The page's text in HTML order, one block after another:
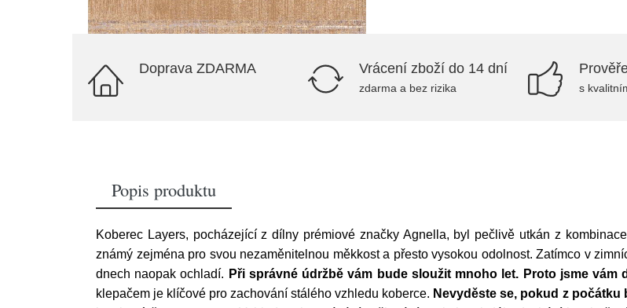
Doprava ZDARMA Vrácení zboží do 14 dní
zdarma a bez rizika s
Popis produktu
Koberec Layers, pocházející z dílny prémiové značky Agnella, byl pečlivě utkán z
známý zejména pro svou nezaměnitelnou měkkost a přesto vysokou odolnost. Zatímco v
dnech naopak ochladí. Při správné údržbě vám bude sloužit mnoho let. Proto jsme vám
klepačem je klíčové pro zachování stálého vzhledu koberce. Nevyděste se, pokud z